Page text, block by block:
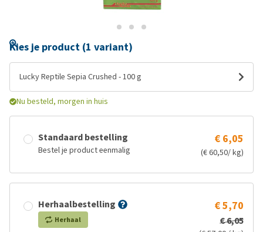
Kies je product (1 variant)
Lucky Reptile Sepia Crushed - 100 g
Nu besteld, morgen in huis
Standaard bestelling
Bestel je product eenmalig
€ 6,05
(€ 60,50/ kg)
Herhaalbestelling
Herhaal
€ 5,70
€ 6,05